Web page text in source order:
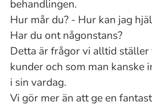
behandlingen.
Hur mår du? - Hur kan jag
Har du ont någonstans?
Detta är frågor vi alltid
kunder och som man kanske
i sin vardag.
Vi gör mer än att ge en